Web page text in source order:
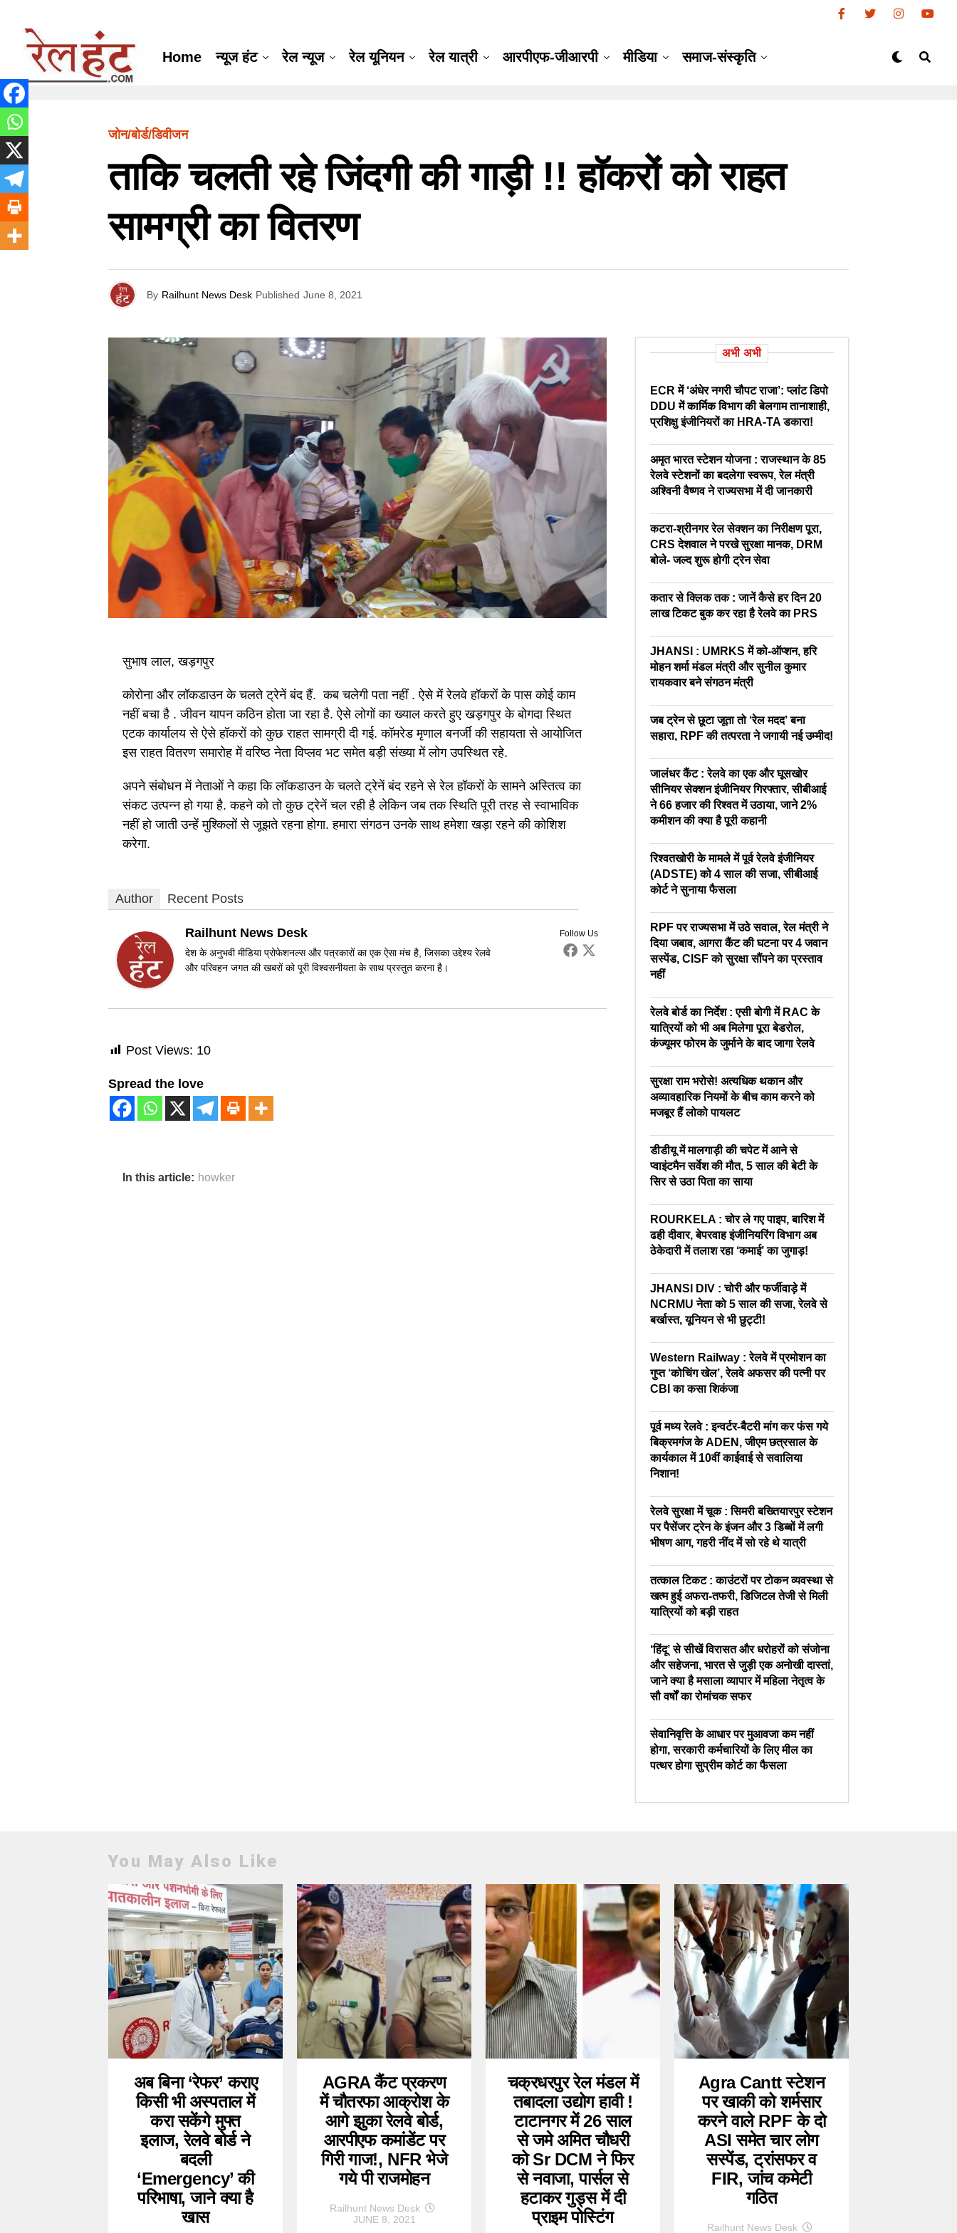
Home न्यूज हंट रेल न्यूज रेल यूनियन रेल यात्री आरपीएफ-जीआरपी मीडिया समाज-संस्कृति
जोन/बोर्ड/डिवीजन
ताकि चलती रहे जिंदगी की गाड़ी !! हाॅकरों को राहत
सामग्री का वितरण
By Railhunt News Desk Published June 8, 2021
सुभाष लाल, खड़गपुर
कोरोना और लॉकडाउन के चलते ट्रेनें बंद हैं. कब चलेगी पता नहीं . ऐसे में रेलवे हॉकरों के पास कोई काम
नहीं बचा है . जीवन यापन कठिन होता जा रहा है. ऐसे लोगों का ख्याल करते हुए खड़गपुर के बोगदा स्थित
एटक कार्यालय से ऐसे हॉकरों को कुछ राहत सामग्री दी गई. कॉमरेड मृणाल बनर्जी की सहायता से आयोजित
इस राहत वितरण समारोह में वरिष्ठ नेता विप्लव भट समेत बड़ी संख्या में लोग उपस्थित रहे.
अपने संबोधन में नेताओं ने कहा कि लॉकडाउन के चलते ट्रेनें बंद रहने से रेल हॉकरों के सामने अस्तित्व का
संकट उत्पन्न हो गया है. कहने को तो कुछ ट्रेनें चल रही है लेकिन जब तक स्थिति पूरी तरह से स्वाभाविक
नहीं हो जाती उन्हें मुश्किलों से जूझते रहना होगा. हमारा संगठन उनके साथ हमेशा खड़ा रहने की कोशिश
करेगा.
Author Recent Posts
Follow Us
Railhunt News Desk
देश के अनुभवी मीडिया प्रोफेशनल्स और पत्रकारों का एक ऐसा मंच है, जिसका उद्देश्य रेलवे
और परिवहन जगत की खबरों को पूरी विश्वसनीयता के साथ प्रस्तुत करना है।
Post Views: 10
Spread the love
In this article: howker
अभी अभी
ECR में ‘अंधेर नगरी चौपट राजा’: प्लांट डिपो
DDU में कार्मिक विभाग की बेलगाम तानाशाही,
प्रशिक्षु इंजीनियरों का HRA-TA डकारा!
अमृत भारत स्टेशन योजना : राजस्थान के 85
रेलवे स्टेशनों का बदलेगा स्वरूप, रेल मंत्री
अश्विनी वैष्णव ने राज्यसभा में दी जानकारी
कटरा-श्रीनगर रेल सेक्शन का निरीक्षण पूरा,
CRS देशवाल ने परखे सुरक्षा मानक, DRM
बोले- जल्द शुरू होगी ट्रेन सेवा
कतार से क्लिक तक : जानें कैसे हर दिन 20
लाख टिकट बुक कर रहा है रेलवे का PRS
JHANSI : UMRKS में को-ऑप्शन, हरि
मोहन शर्मा मंडल मंत्री और सुनील कुमार
रायकवार बने संगठन मंत्री
जब ट्रेन से छूटा जूता तो ‘रेल मदद’ बना
सहारा, RPF की तत्परता ने जगायी नई उम्मीद!
जालंधर कैंट : रेलवे का एक और घूसखोर
सीनियर सेक्शन इंजीनियर गिरफ्तार, सीबीआई
ने 66 हजार की रिश्वत में उठाया, जाने 2%
कमीशन की क्या है पूरी कहानी
रिश्वतखोरी के मामले में पूर्व रेलवे इंजीनियर
(ADSTE) को 4 साल की सजा, सीबीआई
कोर्ट ने सुनाया फैसला
RPF पर राज्यसभा में उठे सवाल, रेल मंत्री ने
दिया जबाव, आगरा कैंट की घटना पर 4 जवान
सस्पेंड, CISF को सुरक्षा सौंपने का प्रस्ताव
नहीं
रेलवे बोर्ड का निर्देश : एसी बोगी में RAC के
यात्रियों को भी अब मिलेगा पूरा बेडरोल,
कंज्यूमर फोरम के जुर्माने के बाद जागा रेलवे
सुरक्षा राम भरोसे! अत्यधिक थकान और
अव्यावहारिक नियमों के बीच काम करने को
मजबूर हैं लोको पायलट
डीडीयू में मालगाड़ी की चपेट में आने से
प्वाइंटमैन सर्वेश की मौत, 5 साल की बेटी के
सिर से उठा पिता का साया
ROURKELA : चोर ले गए पाइप, बारिश में
ढही दीवार, बेपरवाह इंजीनियरिंग विभाग अब
ठेकेदारी में तलाश रहा ‘कमाई’ का जुगाड़!
JHANSI DIV : चोरी और फर्जीवाड़े में
NCRMU नेता को 5 साल की सजा, रेलवे से
बर्खास्त, यूनियन से भी छुट्टी!
Western Railway : रेलवे में प्रमोशन का
गुप्त ‘कोचिंग खेल’, रेलवे अफसर की पत्नी पर
CBI का कसा शिकंजा
पूर्व मध्य रेलवे : इन्वर्टर-बैटरी मांग कर फंस गये
बिक्रमगंज के ADEN, जीएम छत्रसाल के
कार्यकाल में 10वीं काईवाई से सवालिया
निशान!
रेलवे सुरक्षा में चूक : सिमरी बख्तियारपुर स्टेशन
पर पैसेंजर ट्रेन के इंजन और 3 डिब्बों में लगी
भीषण आग, गहरी नींद में सो रहे थे यात्री
तत्काल टिकट : काउंटरों पर टोकन व्यवस्था से
खत्म हुई अफरा-तफरी, डिजिटल तेजी से मिली
यात्रियों को बड़ी राहत
‘हिंदू’ से सीखें विरासत और धरोहरों को संजोना
और सहेजना, भारत से जुड़ी एक अनोखी दास्तां,
जाने क्या है मसाला व्यापार में महिला नेतृत्व के
सौ वर्षों का रोमांचक सफर
सेवानिवृत्ति के आधार पर मुआवजा कम नहीं
होगा, सरकारी कर्मचारियों के लिए मील का
पत्थर होगा सुप्रीम कोर्ट का फैसला
You May Also Like
अब बिना ‘रेफर’ कराए
किसी भी अस्पताल में
करा सकेंगे मुफ्त
इलाज, रेलवे बोर्ड ने
बदली
‘Emergency’ की
परिभाषा, जाने क्या है
खास
AGRA कैंट प्रकरण
में चौतरफा आक्रोश के
आगे झुका रेलवे बोर्ड,
आरपीएफ कमांडेंट पर
गिरी गाज!, NFR भेजे
गये पी राजमोहन
Railhunt News Desk
JUNE 8, 2021
चक्रधरपुर रेल मंडल में
तबादला उद्योग हावी !
टाटानगर में 26 साल
से जमे अमित चौधरी
को Sr DCM ने फिर
से नवाजा, पार्सल से
हटाकर गुड्स में दी
प्राइम पोस्टिंग
Agra Cantt स्टेशन
पर खाकी को शर्मसार
करने वाले RPF के दो
ASI समेत चार लोग
सस्पेंड, ट्रांसफर व
FIR, जांच कमेटी
गठित
Railhunt News Desk